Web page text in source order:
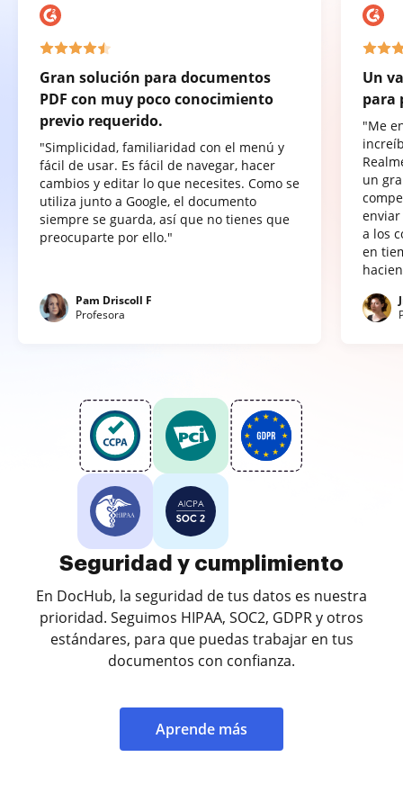
Gran solución para documentos
PDF con muy poco conocimiento
previo requerido.
"Simplicidad, familiaridad con el menú y
fácil de usar. Es fácil de navegar, hacer
cambios y editar lo que necesites. Como se
utiliza junto a Google, el documento
siempre se guarda, así que no tienes que
preocuparte por ello."
Pam Driscoll F
Profesora
Un
para
"Me
un
a los
en
Seguridad y cumplimiento
En DocHub, la seguridad de tus datos es nuestra
prioridad. Seguimos HIPAA, SOC2, GDPR y otros
estándares, para que puedas trabajar en tus
documentos con confianza.
Aprende más